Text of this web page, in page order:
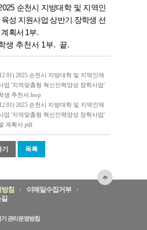
순천시 지방대학 및 지역인
육성 지원사업 상반기 장학생 선
계획서 1부.
추천서 1부. 끝.
2025 순천시 지방대학 및 지역인재
업 '지역맞춤형 혁신인력양성 장학사업'
생 추천서.hwp
2025 순천시 지방대학 및 지역인재
업 '지역맞춤형 혁신인력양성 장학사업'
계획서.pdf
목록
침
이메일수집거부
관리운영방침